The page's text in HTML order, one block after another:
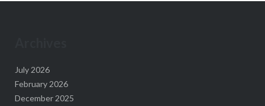
July 2026
February 2026
December 2025